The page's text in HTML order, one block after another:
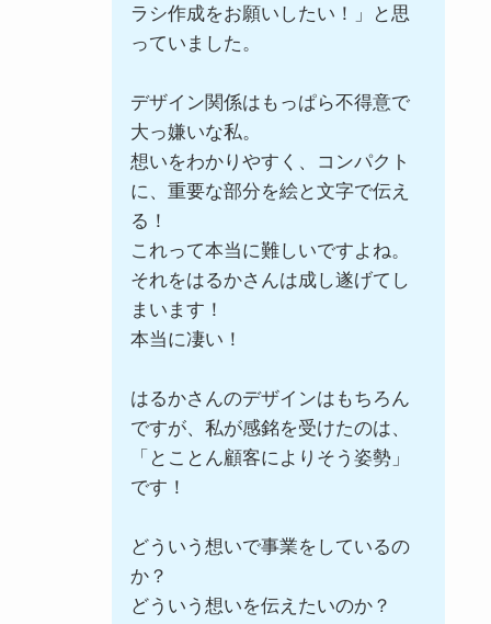
ラシ作成をお願いしたい！」と思
っていました。
デザイン関係はもっぱら不得意で
大っ嫌いな私。
想いをわかりやすく、コンパクト
に、重要な部分を絵と文字で伝え
る！
これって本当に難しいですよね。
それをはるかさんは成し遂げてし
まいます！
本当に凄い！
はるかさんのデザインはもちろん
ですが、私が感銘を受けたのは、
「とことん顧客によりそう姿勢」
です！
どういう想いで事業をしているの
か？
どういう想いを伝えたいのか？